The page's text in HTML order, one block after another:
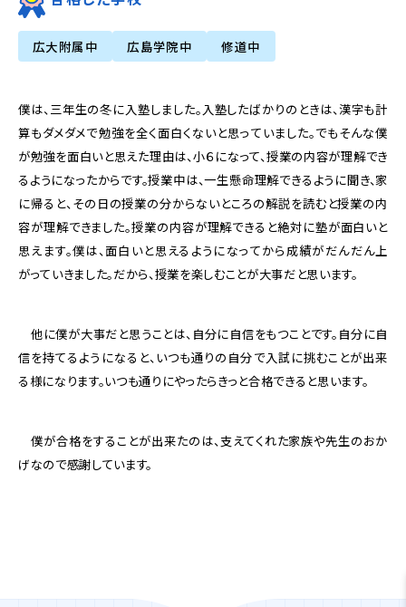
広大附属中 広島学院中 修道中
僕は、三年生の冬に入塾しました。入塾したばかりのときは、漢字も計
算もダメダメで勉強を全く面白くないと思っていました。でもそんな僕
が勉強を面白いと思えた理由は、小６になって、授業の内容が理解でき
るようになったからです。授業中は、一生懸命理解できるように聞き、家
に帰ると、その日の授業の分からないところの解説を読むと授業の内
容が理解できました。授業の内容が理解できると絶対に塾が面白いと
思えます。僕は、面白いと思えるようになってから成績がだんだん上
がっていきました。だから、授業を楽しむことが大事だと思います。
他に僕が大事だと思うことは、自分に自信をもつことです。自分に自
信を持てるようになると、いつも通りの自分で入試に挑むことが出来
る様になります。いつも通りにやったらきっと合格できると思います。
僕が合格をすることが出来たのは、支えてくれた家族や先生のおか
げなので感謝しています。